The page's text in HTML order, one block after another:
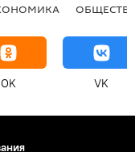
OK VK